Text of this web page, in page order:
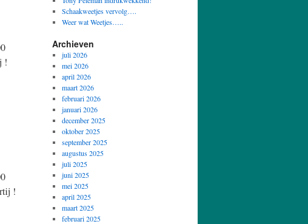
!
!
Schaakweetjes vervolg….
Weer wat Weetjes…..
Archieven
juli 2026
mei 2026
april 2026
maart 2026
februari 2026
januari 2026
december 2025
oktober 2025
september 2025
augustus 2025
juli 2025
juni 2025
mei 2025
april 2025
maart 2025
februari 2025